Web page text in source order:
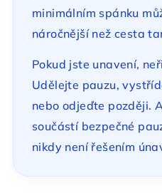
minimálním spánku
náročnější než cesta
Pokud jste unavení,
Udělejte pauzu,
nebo odjeďte později.
součástí bezpečné
nikdy není řešením